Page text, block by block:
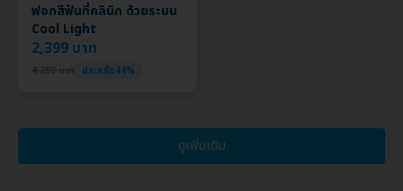
ฟอกสีฟันที่คลินิก ด้วยระบบ
Cool Light
2,399 บาท
ประหยัด44%
ดูเพิ่มเติม